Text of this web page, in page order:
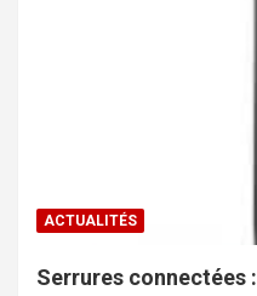
ACTUALITÉS
Serrures connectées